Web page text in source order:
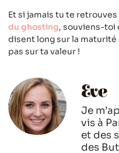
Et si jamais tu te
du ghosting, souviens-toi
disent long sur la
pas sur ta valeur !
Eve
Je
vis à
et des
des